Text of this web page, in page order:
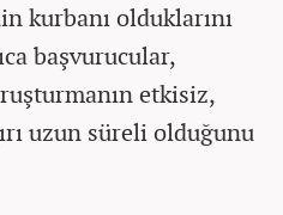
kurbanı olduklarını
başvurucular,
etkisiz,
uzun süreli olduğunu